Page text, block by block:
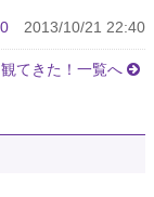
0 2013/10/21 22:40
観てきた！一覧へ